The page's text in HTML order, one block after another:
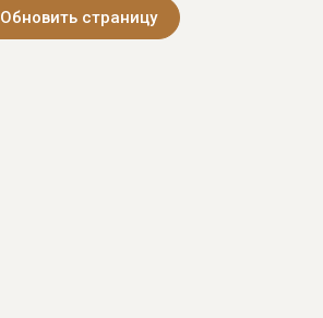
Обновить страницу